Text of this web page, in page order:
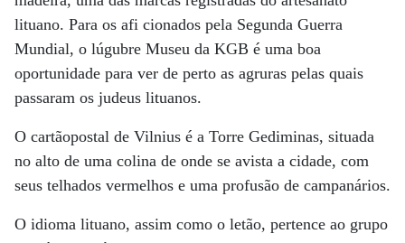
lituano. Para os afi cionados pela Segunda Guerra
Mundial, o lúgubre Museu da KGB é uma boa
oportunidade para ver de perto as agruras pelas quais
passaram os judeus lituanos.
O cartãopostal de Vilnius é a Torre Gediminas, situada
no alto de uma colina de onde se avista a cidade, com
seus telhados vermelhos e uma profusão de campanários.
O idioma lituano, assim como o letão, pertence ao grupo